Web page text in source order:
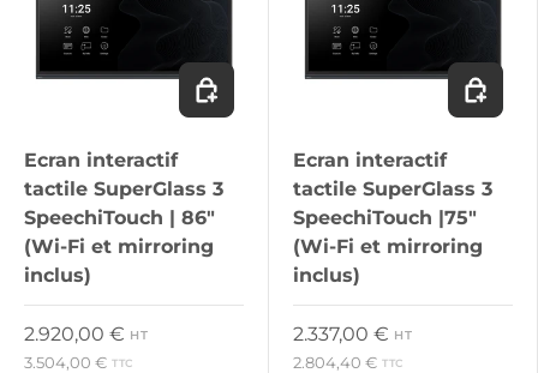
Ecran interactif
tactile SuperGlass 3
SpeechiTouch | 86"
(Wi-Fi et mirroring
inclus)
Prix habituel
2.920,00 € HT
3.504,00 € TTC
Ajouter au panier
Ecran interactif
tactile SuperGlass 3
SpeechiTouch |75"
(Wi-Fi et mirroring
inclus)
Prix habituel
2.337,00 € HT
2.804,40 € TTC
Ajouter